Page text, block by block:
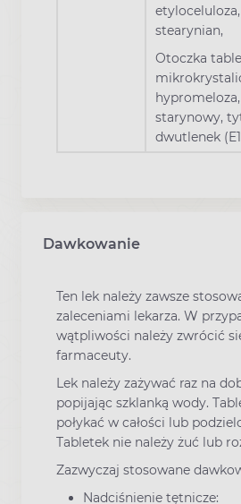
stearynian,
Otoczka
starynowy,
dwutlenek
Dawkowanie
Ten lek należy zawsze
zaleceniami lekarza. W
wątpliwości należy zwrócić
farmaceuty.
Lek należy zażywać raz na
popijając szklanką wody.
połykać w całości lub
Tabletek nie należy żuć lub
Zazwyczaj stosowane
Nadciśnienie tętnicze: